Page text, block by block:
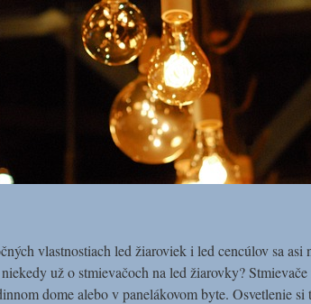
vlastnostiach led žiaroviek i led cencúlov sa
už o stmievačoch na led žiarovky?
dome alebo v panelákovom byte. Osvetlenie